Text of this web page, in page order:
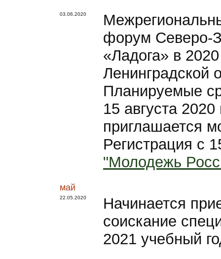
03.06.2020
форум Северо-
«Ладога» в
Ленинградской
Планируемые
15 августа
приглашается
Регистрация с
"Молодежь
май
22.05.2020
Начинается
соискание
2021 учебный